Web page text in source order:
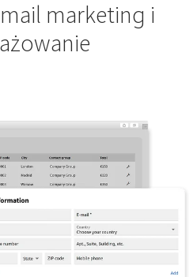
marketing i